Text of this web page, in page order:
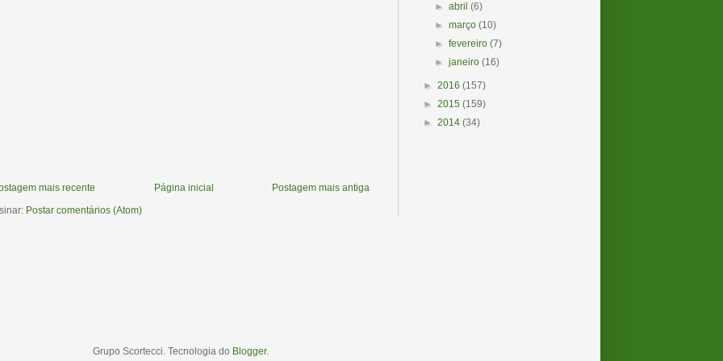
mais recente Postagem mais antiga
Página inicial
Postar comentários (Atom)
►abril(6)
►março(10)
►fevereiro(7)
►janeiro(16)
► 2016 (157)
► 2015 (159)
► 2014 (34)
Grupo Scortecci. Tecnologia do Blogger.